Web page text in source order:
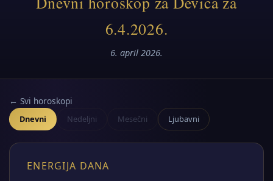
6.4.2026.
6. april 2026.
← Svi horoskopi
Dnevni Nedeljni Mesečni Ljubavni
ENERGIJA DANA